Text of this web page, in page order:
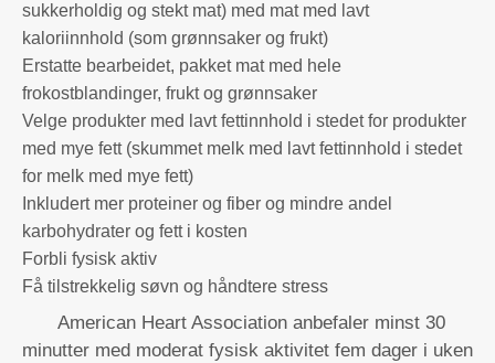
sukkerholdig og stekt mat) med mat med lavt
kaloriinnhold (som grønnsaker og frukt)
Erstatte bearbeidet, pakket mat med hele
frokostblandinger, frukt og grønnsaker
Velge produkter med lavt fettinnhold i stedet for produkter
med mye fett (skummet melk med lavt fettinnhold i stedet
for melk med mye fett)
Inkludert mer proteiner og fiber og mindre andel
karbohydrater og fett i kosten
Forbli fysisk aktiv
Få tilstrekkelig søvn og håndtere stress
American Heart Association anbefaler minst 30
minutter med moderat fysisk aktivitet fem dager i uken